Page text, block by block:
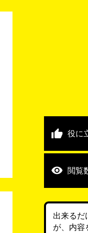
役に
閲覧
出来るだ
が、内容